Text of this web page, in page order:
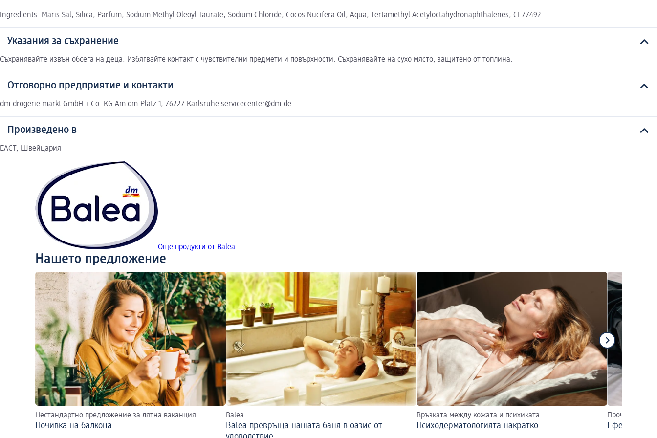
Ingredients: Maris Sal, Silica, Parfum, Sodium Methyl Oleoyl Taurate, Sodium Chloride, Cocos Nucifera Oil, Aqua, Tertamethyl Acetyloctahydronaphthalenes, CI 77492.
Указания за съхранение
Съхранявайте извън обсега на деца. Избягвайте контакт с чувствителни предмети и повърхности. Съхранявайте на сухо място, защитено от топлина.
Отговорно предприятие и контакти
dm-drogerie markt GmbH + Co. KG Am dm-Platz 1, 76227 Karlsruhe servicecenter@dm.de
Произведено в
ЕАСТ, Швейцария
Още продукти от Balea
Нашето предложение
Нестандартно предложение за лятна ваканция
Почивка на балкона
Balea
Balea превръща нашата баня в оазис от
Връзката между кожата и психиката
Психодерматологията накратко
Прочетете
Ефективно